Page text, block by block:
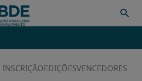
INSCRIÇÃOEDIÇÕESVENCEDORES